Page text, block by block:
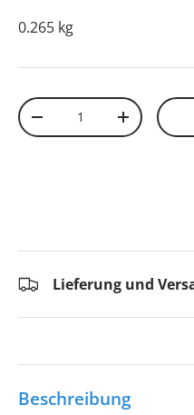
0.265 kg
Anzahl
-
+
Lieferung und
Beschreibung